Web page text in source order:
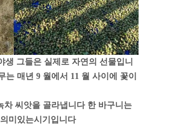
그들은 실제로 자연의 선물입니
매년 9 월에서 11 월 사이에 꽃이
차 씨앗을 골라냅니다 한 바구니는
미있는시기입니다